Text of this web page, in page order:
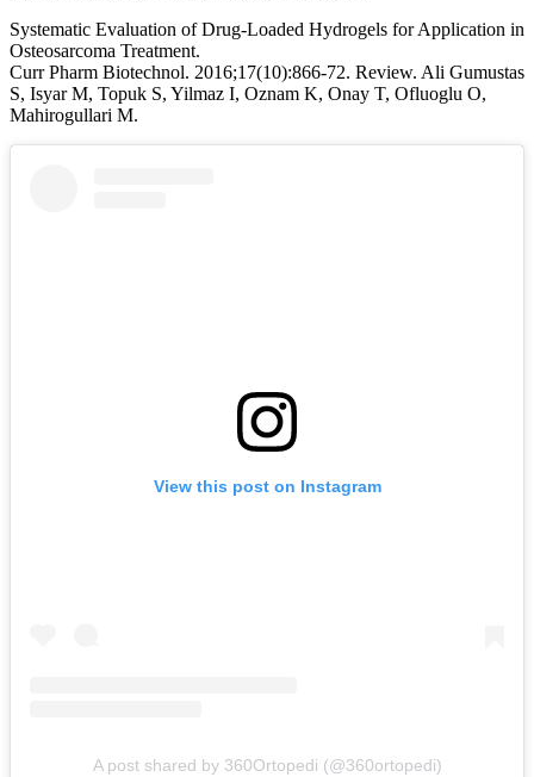
Systematic Evaluation of Drug-Loaded Hydrogels for Application in
Osteosarcoma Treatment.
Curr Pharm Biotechnol. 2016;17(10):866-72. Review. Ali Gumustas
S, Isyar M, Topuk S, Yilmaz I, Oznam K, Onay T, Ofluoglu O,
Mahirogullari M.
View this post on Instagram
A post shared by 360Ortopedi (@360ortopedi)